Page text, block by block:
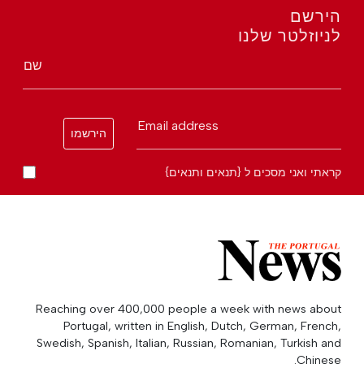
הירשם
לניוזלטר שלנו
שם
Email address
הירשמו
קראתי ואני מסכים ל {תנאים ותנאים}
Reaching over 400,000 people a week with news about
Portugal, written in English, Dutch, German, French,
Swedish, Spanish, Italian, Russian, Romanian, Turkish and
Chinese.